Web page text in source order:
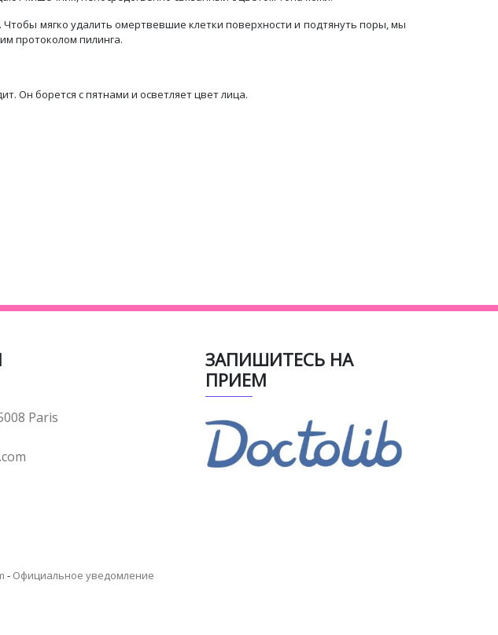
мягко удалить омертвевшие клетки поверхности и подтянуть поры, мы
протоколом пилинга.
Он борется с пятнами и осветляет цвет лица.
Paris
ЗАПИШИТЕСЬ НА
ПРИЕМ
- Официальное уведомление